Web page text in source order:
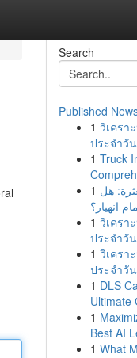
Search
Published
1 วิเครา
ประจำวั
1 Truck
1 هل
انهيار؟
1 วิเครา
ประจำวั
1 วิเครา
ประจำวั
1 DLS
Ultimate
1
Best AI
1 What